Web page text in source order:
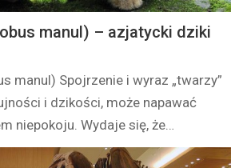
manul) – azjatycki dziki
manul) Spojrzenie i wyraz „twarzy”
i dzikości, może napawać
niepokoju. Wydaje się, że…